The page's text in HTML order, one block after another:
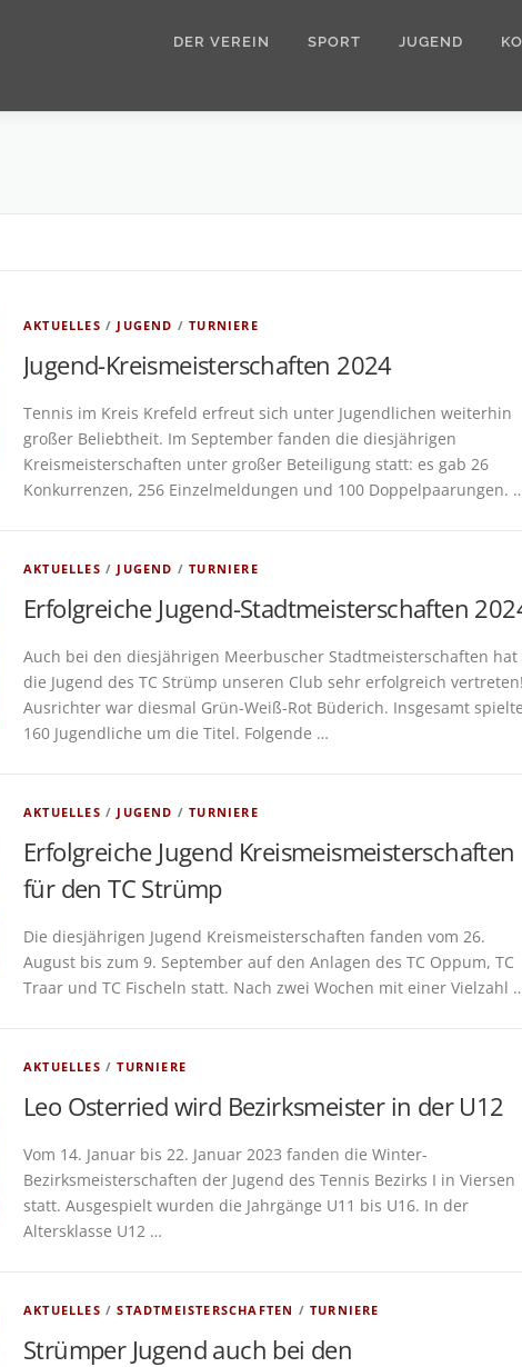
DER VEREIN SPORT JUGEND
AKTUELLES / JUGEND /TURNIERE
Jugend-Kreismeisterschaften 2024
Tennis im Kreis Krefeld erfreut sich unter Jugendlichen weiterhin
großer Beliebtheit. Im September fanden die diesjährigen
Kreismeisterschaften unter großer Beteiligung statt: es gab 26
Konkurrenzen, 256 Einzelmeldungen und 100 Doppelpaarungen.
AKTUELLES / JUGEND /TURNIERE
Erfolgreiche Jugend-Stadtmeisterschaften
Auch bei den diesjährigen Meerbuscher Stadtmeisterschaften hat
die Jugend des TC Strümp unseren Club sehr erfolgreich
Ausrichter war diesmal Grün-Weiß-Rot Büderich. Insgesamt
160 Jugendliche um die Titel. Folgende …
AKTUELLES / JUGEND /TURNIERE
Erfolgreiche Jugend Kreismeismeisterschaften
für den TC Strümp
Die diesjährigen Jugend Kreismeisterschaften fanden vom 26.
August bis zum 9. September auf den Anlagen des TC Oppum, TC
Traar und TC Fischeln statt. Nach zwei Wochen mit einer Vielzahl
AKTUELLES /TURNIERE
Leo Osterried wird Bezirksmeister in der U12
Vom 14. Januar bis 22. Januar 2023 fanden die Winter-
Bezirksmeisterschaften der Jugend des Tennis Bezirks I in Viersen
statt. Ausgespielt wurden die Jahrgänge U11 bis U16. In der
Altersklasse U12 …
AKTUELLES /STADTMEISTERSCHAFTEN /TURNIERE
Strümper Jugend auch bei den